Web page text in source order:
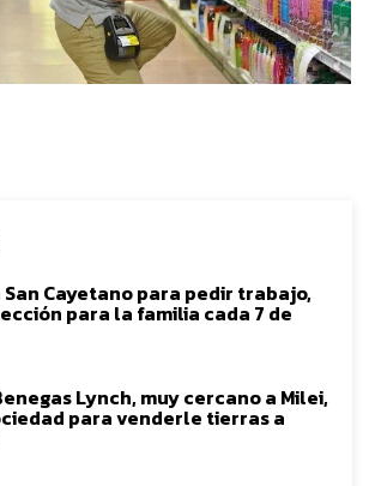
San Cayetano para pedir trabajo,
para la familia cada 7 de
Lynch, muy cercano a Milei,
para venderle tierras a